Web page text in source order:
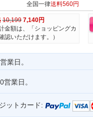
全国一律送料560円
10,199 7,140円
金額は、「ショッピングカ
認いただけます。）
業日。
営業日。
ットカード: